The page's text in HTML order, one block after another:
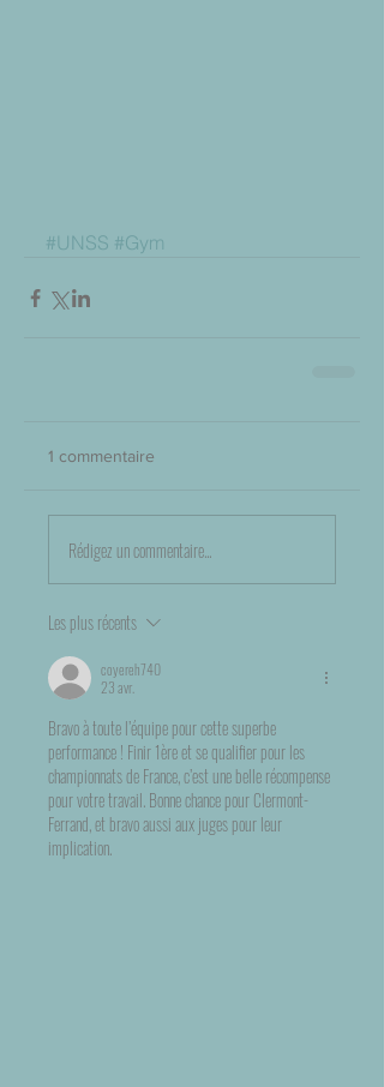
#UNSS #Gym
1 commentaire
Rédigez un commentaire...
Les plus récents
coyereh740
23 avr.
Bravo à toute l’équipe pour cette superbe
performance ! Finir 1ère et se qualifier pour les
championnats de France, c’est une belle récompense
pour votre travail. Bonne chance pour Clermont-
Ferrand, et bravo aussi aux juges pour leur
implication.